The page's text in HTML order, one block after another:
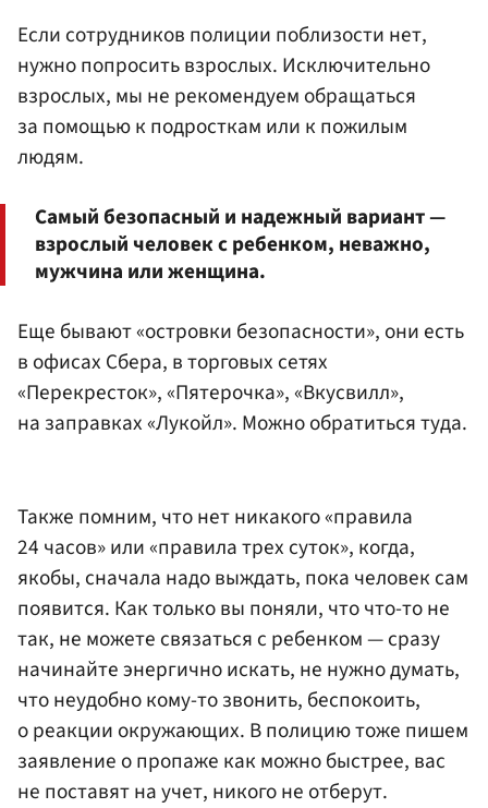
Если сотрудников полиции поблизости нет,
нужно попросить взрослых. Исключительно
взрослых, мы не рекомендуем обращаться
за помощью к подросткам или к пожилым
людям.
Самый безопасный и надежный вариант —
взрослый человек с ребенком, неважно,
мужчина или женщина.
Еще бывают «островки безопасности», они есть
в офисах Сбера, в торговых сетях
«Перекресток», «Пятерочка», «Вкусвилл»,
на заправках «Лукойл». Можно обратиться туда.
Также помним, что нет никакого «правила
24 часов» или «правила трех суток», когда,
якобы, сначала надо выждать, пока человек сам
появится. Как только вы поняли, что что-то не
так, не можете связаться с ребенком — сразу
начинайте энергично искать, не нужно думать,
что неудобно кому-то звонить, беспокоить,
о реакции окружающих. В полицию тоже пишем
заявление о пропаже как можно быстрее, вас
не поставят на учет, никого не отберут.